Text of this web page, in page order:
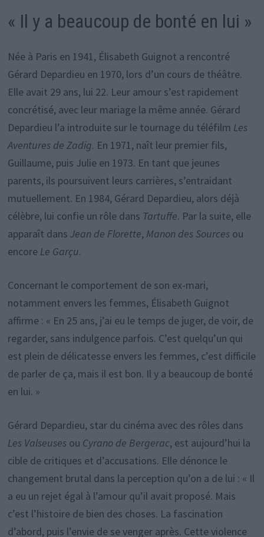
« Il y a beaucoup de bonté en lui »
Née à Paris en 1941, Élisabeth Guignot a rencontré
Gérard Depardieu en 1970, lors d’un cours de théâtre.
Elle avait 29 ans, lui 22. Leur amour s’est rapidement
concrétisé, avec leur mariage la même année. Gérard
Depardieu l’a introduite sur le tournage du téléfilm Les
Aventures de Zadig. En 1971, naît leur premier fils,
Guillaume, puis Julie en 1973. En tant que jeunes
parents, ils poursuivent leurs carrières, s’entraidant
mutuellement. En 1984, Gérard Depardieu, alors déjà
célèbre, lui confie un rôle dans Tartuffe. Par la suite, elle
apparaît dans Jean de Florette, Manon des Sources ou
encore Le Garçu.
Concernant le comportement de son ex-mari,
notamment envers les femmes, Élisabeth Guignot
affirme : « En 25 ans, j’ai eu le temps de juger, de voir, de
regarder, sans indulgence parfois. C’est quelqu’un qui
est plein de délicatesse envers les femmes, c’est difficile
de parler de ça, mais il est bon. Il y a beaucoup de bonté
en lui. »
Gérard Depardieu, star du cinéma avec des rôles dans
Les Valseuses ou Cyrano de Bergerac, est aujourd’hui la
cible de critiques et d’accusations. Elle dénonce le
changement brutal dans la perception qu’on a de lui : « Il
a eu un rejet égal à l’amour qu’il avait proposé. Mais
c’est l’histoire de bien des choses. La fascination
d’abord, puis l’envie de se venger après. Cette violence